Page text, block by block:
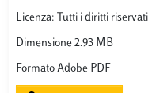
Licenza: Tutti i diritti riservati
Dimensione 2.93 MB
Formato Adobe PDF